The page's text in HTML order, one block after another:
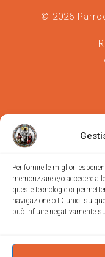
Per fornire le migliori
memorizzare e/o accedere
queste tecnologie ci
navigazione o ID unici su
può influire negativamente
© 2026
Parrocchia
via